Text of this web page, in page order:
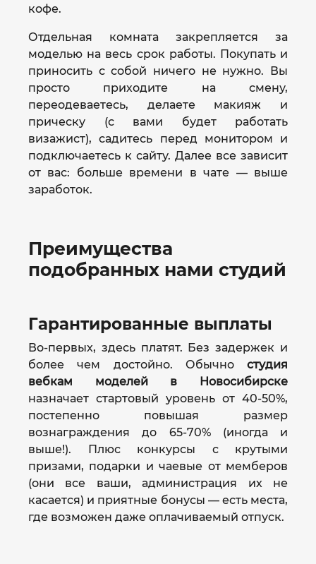
кофе.
Отдельная комната закрепляется за
моделью на весь срок работы. Покупать и
приносить с собой ничего не нужно. Вы
просто приходите на смену,
переодеваетесь, делаете макияж и
прическу (с вами будет работать
визажист), садитесь перед монитором и
подключаетесь к сайту. Далее все зависит
от вас: больше времени в чате — выше
заработок.
Преимущества
подобранных нами студий
Гарантированные выплаты
Во-первых, здесь платят. Без задержек и
более чем достойно. Обычно студия
вебкам моделей в Новосибирске
назначает стартовый уровень от 40-50%,
постепенно повышая размер
вознаграждения до 65-70% (иногда и
выше!). Плюс конкурсы с крутыми
призами, подарки и чаевые от мемберов
(они все ваши, администрация их не
касается) и приятные бонусы — есть места,
где возможен даже оплачиваемый отпуск.